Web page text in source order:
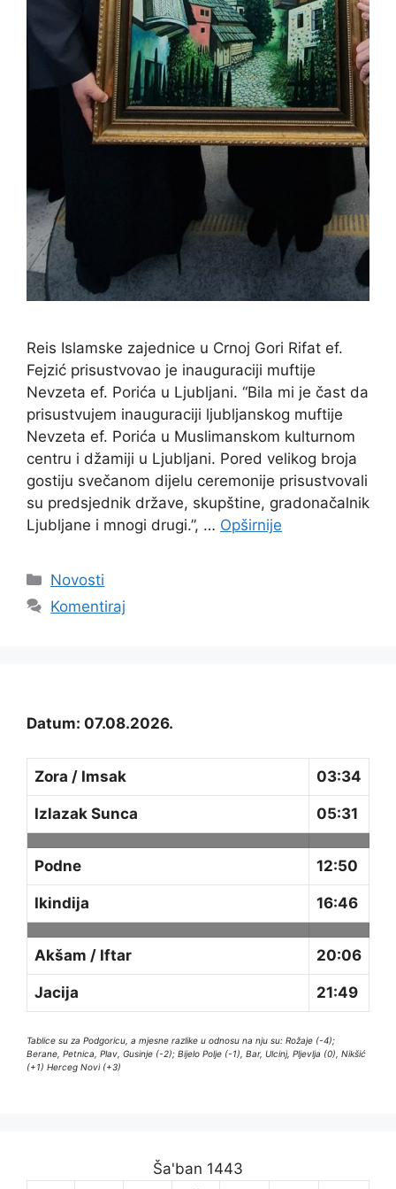
Reis Islamske zajednice u Crnoj Gori Rifat ef.
Fejzić prisustvovao je inauguraciji muftije
Nevzeta ef. Porića u Ljubljani. “Bila mi je čast da
prisustvujem inauguraciji ljubljanskog muftije
Nevzeta ef. Porića u Muslimanskom kulturnom
centru i džamiji u Ljubljani. Pored velikog broja
gostiju svečanom dijelu ceremonije prisustvovali
su predsjednik države, skupštine, gradonačalnik
Ljubljane i mnogi drugi.”, … Opširnije
Kategorije
Novosti
Komentiraj
Datum: 07.08.2026.
Zora / Imsak 03:34
Izlazak Sunca 05:31
Podne 12:50
Ikindija 16:46
Akšam / Iftar 20:06
Jacija 21:49
Tablice su za Podgoricu, a mjesne razlike u odnosu na nju su: Rožaje (-4);
Berane, Petnica, Plav, Gusinje (-2); Bijelo Polje (-1), Bar, Ulcinj, Pljevlja (0), Nikšić
(+1) Herceg Novi (+3)
Ša'ban 1443